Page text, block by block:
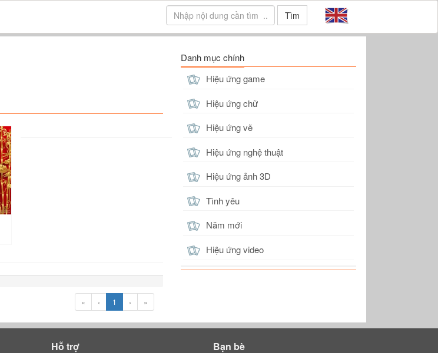
Tìm
« ‹ 1 › »
Danh mục chính
Hiệu ứng game
Hiệu ứng chữ
Hiệu ứng vẽ
Hiệu ứng nghệ thuật
Hiệu ứng ảnh 3D
Tình yêu
Năm mới
Hiệu ứng video
Hỗ trợ Bạn bè